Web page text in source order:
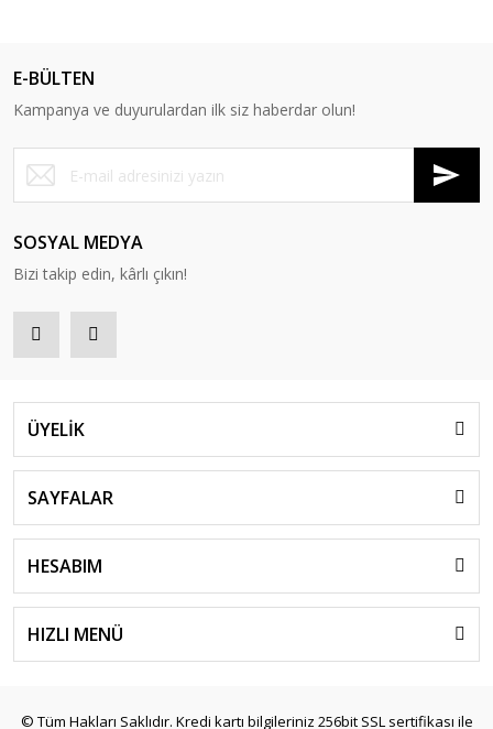
E-BÜLTEN
Kampanya ve duyurulardan ilk siz haberdar olun!
SOSYAL MEDYA
Bizi takip edin, kârlı çıkın!
ÜYELİK
SAYFALAR
HESABIM
HIZLI MENÜ
© Tüm Hakları Saklıdır. Kredi kartı bilgileriniz 256bit SSL sertifikası ile